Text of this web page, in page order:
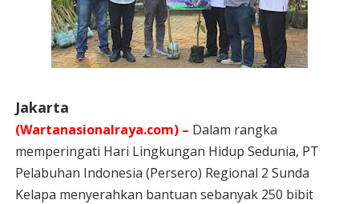
Jakarta
(Wartanasionalraya.com) – Dalam rangka
memperingati Hari Lingkungan Hidup Sedunia, PT
Pelabuhan Indonesia (Persero) Regional 2 Sunda
Kelapa menyerahkan bantuan sebanyak 250 bibit